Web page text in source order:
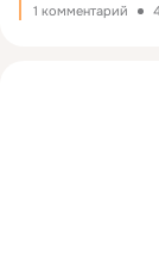
1 комментарий